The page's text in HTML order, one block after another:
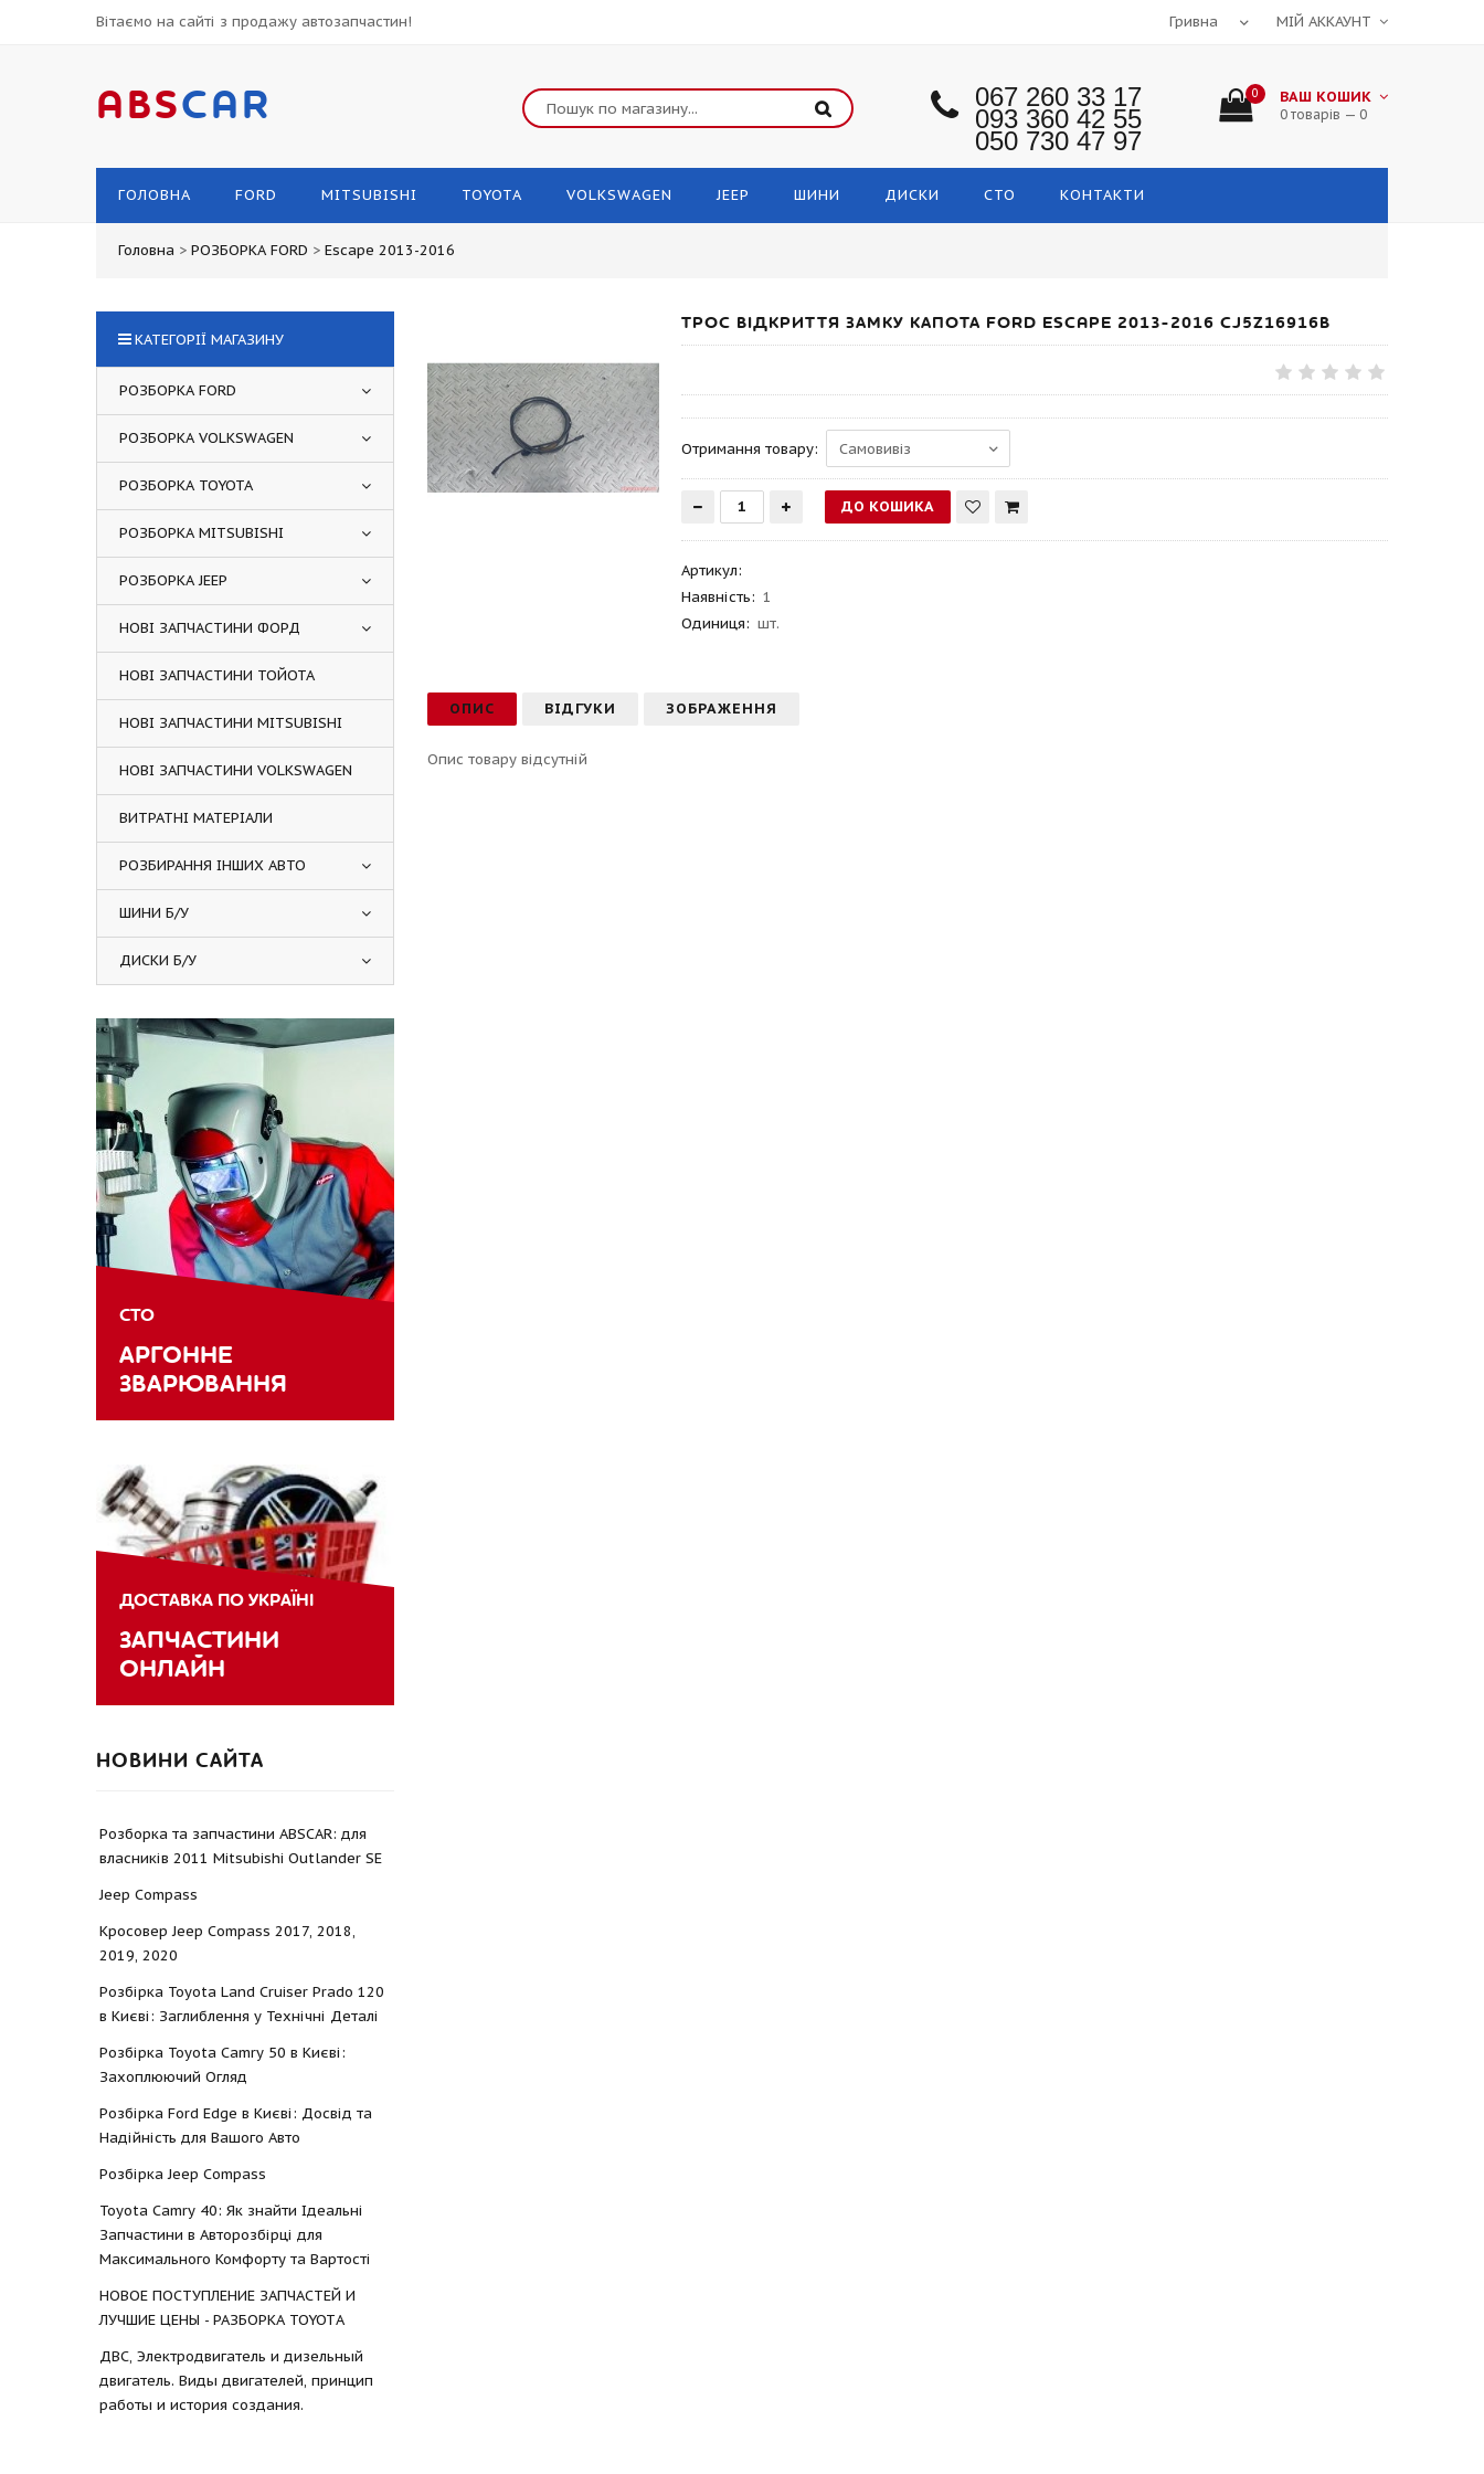
Вітаємо на сайті з продажу автозапчастин! МІЙ АККАУНТ
ABSCAR 067 260 33 17
093 360 42 55
050 730 47 97
0 ВАШ КОШИК
0 товарів — 0
ГОЛОВНА FORD MITSUBISHI TOYOTA VOLKSWAGEN JEEP ШИНИ ДИСКИ СТО КОНТАКТИ
Головна > РОЗБОРКА FORD > Escape 2013-2016
ТРОС ВІДКРИТТЯ ЗАМКУ КАПОТА FORD ESCAPE 2013-2016 CJ5Z16916B
Отримання товару:
Артикул:
Наявність: 1
Одиниця: шт.
ОПИС ВІДГУКИ ЗОБРАЖЕННЯ
Опис товару відсутній
КАТЕГОРІЇ МАГАЗИНУ
РОЗБОРКА FORD
РОЗБОРКА VOLKSWAGEN
РОЗБОРКА TOYOTA
РОЗБОРКА MITSUBISHI
РОЗБОРКА JEEP
НОВІ ЗАПЧАСТИНИ ФОРД
НОВІ ЗАПЧАСТИНИ ТОЙОТА
НОВІ ЗАПЧАСТИНИ MITSUBISHI
НОВІ ЗАПЧАСТИНИ VOLKSWAGEN
ВИТРАТНІ МАТЕРІАЛИ
РОЗБИРАННЯ ІНШИХ АВТО
ШИНИ Б/У
ДИСКИ Б/У
СТО
АРГОННЕ
ЗВАРЮВАННЯ
ДОСТАВКА ПО УКРАЇНІ
ЗАПЧАСТИНИ
ОНЛАЙН
НОВИНИ САЙТА
Розборка та запчастини ABSCAR: для
власників 2011 Mitsubishi Outlander SE
Jeep Compass
Кросовер Jeep Compass 2017, 2018,
2019, 2020
Розбірка Toyota Land Cruiser Prado 120
в Києві: Заглиблення у Технічні Деталі
Розбірка Toyota Camry 50 в Києві:
Захоплюючий Огляд
Розбірка Ford Edge в Києві: Досвід та
Надійність для Вашого Авто
Розбірка Jeep Compass
Toyota Camry 40: Як знайти Ідеальні
Запчастини в Авторозбірці для
Максимального Комфорту та Вартості
НОВОЕ ПОСТУПЛЕНИЕ ЗАПЧАСТЕЙ И
ЛУЧШИЕ ЦЕНЫ - РАЗБОРКА TOYOTА
ДВС, Электродвигатель и дизельный
двигатель. Виды двигателей, принцип
работы и история создания.